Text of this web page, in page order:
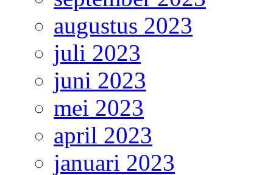
augustus 2023
juli 2023
juni 2023
mei 2023
april 2023
januari 2023